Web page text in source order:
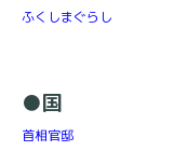
ふくしまぐらし
●国
首相官邸